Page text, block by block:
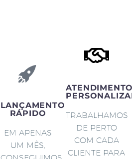
LANÇAMENTO
RÁPIDO
EM APENAS
UM MÊS,
TRABALHAMOS
DE PERTO
COM CADA
CLIENTE PARA